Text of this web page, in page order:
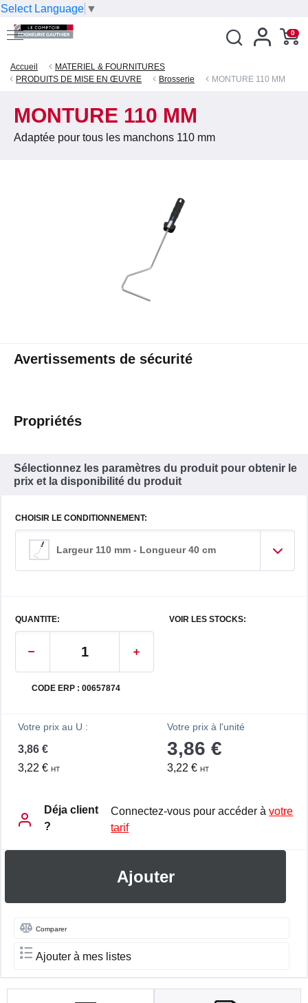
Select Language ▼
0
Accueil
MATERIEL & FOURNITURES
PRODUITS DE MISE EN ŒUVRE
Brosserie MONTURE 110 MM
MONTURE 110 MM
Adaptée pour tous les manchons 110 mm
Avertissements de sécurité
Propriétés
Sélectionnez les paramètres du produit pour obtenir le
prix et la disponibilité du produit
CHOISIR LE CONDITIONNEMENT:
Largeur 110 mm - Longueur 40 cm
QUANTITE:
CODE ERP : 00657874
VOIR LES STOCKS:
Votre prix au U :
3,86 €
3,22 € HT
Votre prix à l'unité
3,86 €
3,22 € HT
Déja client
?
Connectez-vous pour accéder àvotre
tarif
Ajouter
Comparer
Ajouter à mes listes